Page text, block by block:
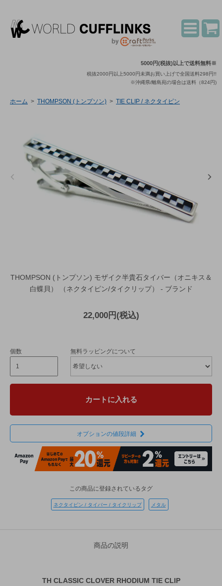
5000円(税抜)以上で送料無料※
税抜2000円以上5000円未満お買い上げで全国送料298円!!
※沖縄県/離島宛の場合は送料（824円)
ホーム > THOMPSON (トンプソン) > TIE CLIP / ネクタイピン
THOMPSON (トンプソン) モザイク半貴石タイバー（オニキス＆
白蝶貝） （ネクタイピン/タイクリップ） - ブランド
22,000円(税込)
個数 無料ラッピングについて
カートに入れる
オプションの値段詳細
この商品に登録されているタグ
ネクタイピン / タイバー / タイクリップ メタル
商品の説明
TH CLASSIC CLOVER RHODIUM TIE CLIP